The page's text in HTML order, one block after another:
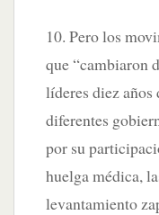
10. Pero los
que “cambiaron
líderes diez años
diferentes
por su
huelga médica,
levantamiento